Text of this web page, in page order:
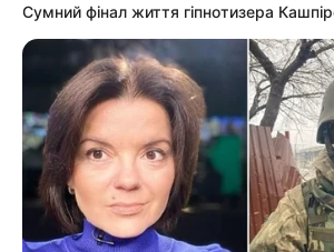
Сумний фінал життя гіпнотизера